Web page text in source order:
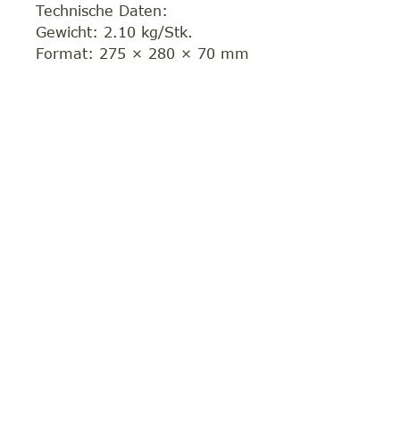
Technische Daten:
Gewicht: 2.10 kg/Stk.
Format: 275 × 280 × 70 mm